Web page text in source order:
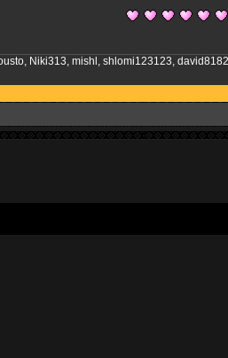
, Niki313, mishl , shlomi123123, david8182